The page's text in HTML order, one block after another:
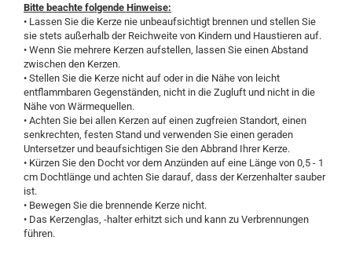
Bitte beachte folgende Hinweise:
• Lassen Sie die Kerze nie unbeaufsichtigt brennen und stellen Sie
sie stets außerhalb der Reichweite von Kindern und Haustieren auf.
• Wenn Sie mehrere Kerzen aufstellen, lassen Sie einen Abstand
zwischen den Kerzen.
• Stellen Sie die Kerze nicht auf oder in die Nähe von leicht
entflammbaren Gegenständen, nicht in die Zugluft und nicht in die
Nähe von Wärmequellen.
• Achten Sie bei allen Kerzen auf einen zugfreien Standort, einen
senkrechten, festen Stand und verwenden Sie einen geraden
Untersetzer und beaufsichtigen Sie den Abbrand Ihrer Kerze.
• Kürzen Sie den Docht vor dem Anzünden auf eine Länge von 0,5 - 1
cm Dochtlänge und achten Sie darauf, dass der Kerzenhalter sauber
ist.
• Bewegen Sie die brennende Kerze nicht.
• Das Kerzenglas, -halter erhitzt sich und kann zu Verbrennungen
führen.